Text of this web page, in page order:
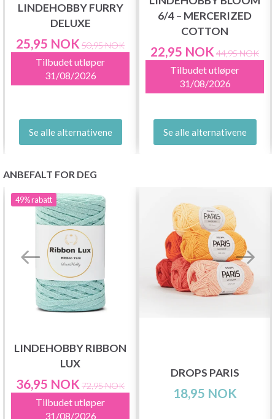
LINDEHOBBY FURRY
DELUXE
25,95 NOK 50,95 NOK
Tilbudet utløper
31/08/2026
Se alle alternativene
6/4 – MERCERIZED
COTTON
22,95 NOK 44,95 NOK
Tilbudet utløper
31/08/2026
Se alle alternativene
ANBEFALT FOR DEG
49%rabatt
LINDEHOBBY RIBBON
LUX
36,95 NOK 72,95 NOK
Tilbudet utløper
31/08/2026
DROPS PARIS
18,95 NOK